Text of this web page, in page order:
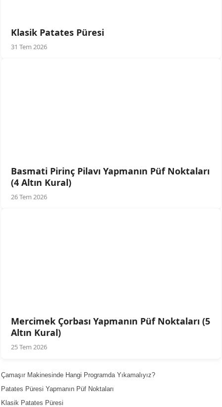
Klasik Patates Püresi
31 Tem 2026
Basmati Pirinç Pilavı Yapmanın Püf Noktaları
(4 Altın Kural)
26 Tem 2026
Mercimek Çorbası Yapmanın Püf Noktaları (5
Altın Kural)
25 Tem 2026
Çamaşır Makinesinde Hangi Programda Yıkamalıyız?
Patates Püresi Yapmanın Püf Noktaları
Klasik Patates Püresi